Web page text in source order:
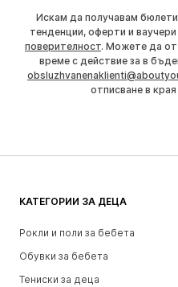
Искам да получавам
тенденции, оферти и
поверителност. Можете да
време с действие за в
отписване в
КАТЕГОРИИ ЗА ДЕЦА
Рокли и поли за бебета
Обувки за бебета
Тениски за деца